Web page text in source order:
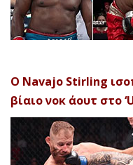
Ο Navajo Stirling
βίαιο νοκ άουτ στο